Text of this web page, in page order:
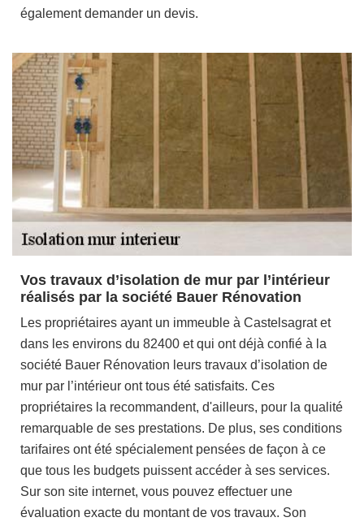
également demander un devis.
Vos travaux d’isolation de mur par l’intérieur
réalisés par la société Bauer Rénovation
Les propriétaires ayant un immeuble à Castelsagrat et
dans les environs du 82400 et qui ont déjà confié à la
société Bauer Rénovation leurs travaux d’isolation de
mur par l’intérieur ont tous été satisfaits. Ces
propriétaires la recommandent, d'ailleurs, pour la qualité
remarquable de ses prestations. De plus, ses conditions
tarifaires ont été spécialement pensées de façon à ce
que tous les budgets puissent accéder à ses services.
Sur son site internet, vous pouvez effectuer une
évaluation exacte du montant de vos travaux. Son